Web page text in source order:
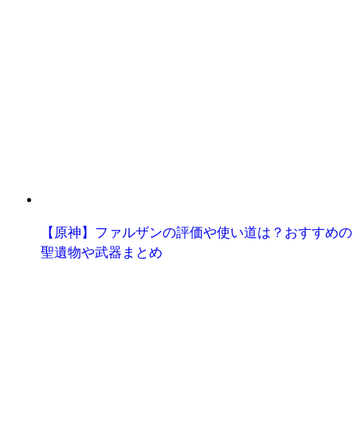
【原神】ファルザンの評価や使い道は？おすすめの
聖遺物や武器まとめ